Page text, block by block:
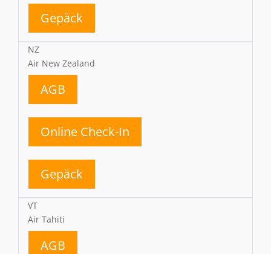
Gepäck
NZ
Air New Zealand
AGB
Online Check-In
Gepäck
VT
Air Tahiti
AGB